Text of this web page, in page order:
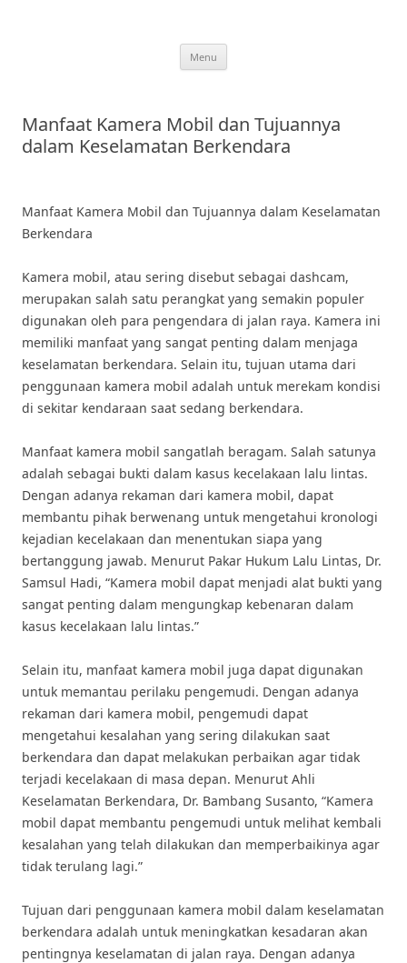
Menu
Manfaat Kamera Mobil dan Tujuannya
dalam Keselamatan Berkendara
Manfaat Kamera Mobil dan Tujuannya dalam Keselamatan
Berkendara
Kamera mobil, atau sering disebut sebagai dashcam,
merupakan salah satu perangkat yang semakin populer
digunakan oleh para pengendara di jalan raya. Kamera ini
memiliki manfaat yang sangat penting dalam menjaga
keselamatan berkendara. Selain itu, tujuan utama dari
penggunaan kamera mobil adalah untuk merekam kondisi
di sekitar kendaraan saat sedang berkendara.
Manfaat kamera mobil sangatlah beragam. Salah satunya
adalah sebagai bukti dalam kasus kecelakaan lalu lintas.
Dengan adanya rekaman dari kamera mobil, dapat
membantu pihak berwenang untuk mengetahui kronologi
kejadian kecelakaan dan menentukan siapa yang
bertanggung jawab. Menurut Pakar Hukum Lalu Lintas, Dr.
Samsul Hadi, “Kamera mobil dapat menjadi alat bukti yang
sangat penting dalam mengungkap kebenaran dalam
kasus kecelakaan lalu lintas.”
Selain itu, manfaat kamera mobil juga dapat digunakan
untuk memantau perilaku pengemudi. Dengan adanya
rekaman dari kamera mobil, pengemudi dapat
mengetahui kesalahan yang sering dilakukan saat
berkendara dan dapat melakukan perbaikan agar tidak
terjadi kecelakaan di masa depan. Menurut Ahli
Keselamatan Berkendara, Dr. Bambang Susanto, “Kamera
mobil dapat membantu pengemudi untuk melihat kembali
kesalahan yang telah dilakukan dan memperbaikinya agar
tidak terulang lagi.”
Tujuan dari penggunaan kamera mobil dalam keselamatan
berkendara adalah untuk meningkatkan kesadaran akan
pentingnya keselamatan di jalan raya. Dengan adanya